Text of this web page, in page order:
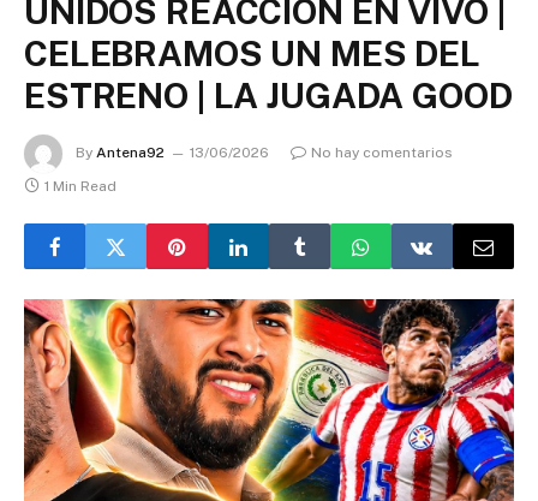
UNIDOS REACCIÓN EN VIVO |
CELEBRAMOS UN MES DEL
ESTRENO | LA JUGADA GOOD
By Antena92 13/06/2026
No hay comentarios
1 Min Read